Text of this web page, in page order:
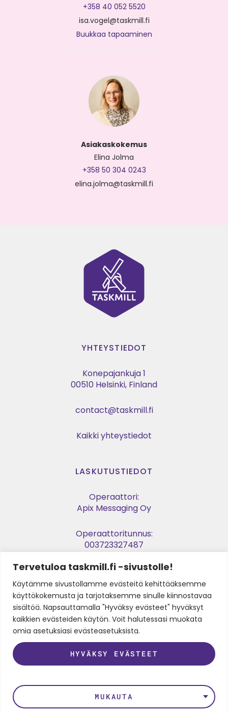
Tervetuloa taskmill.fi -sivustolle!
Käytämme sivustollamme evästeitä kehittääksemme
käyttökokemusta ja tarjotaksemme sinulle kiinnostavaa
sisältöä. Napsauttamalla "Hyväksy evästeet" hyväksyt
kaikkien evästeiden käytön. Voit halutessasi muokata
omia asetuksiasi evästeasetuksista.
MUKAUTA
HYVÄKSY EVÄSTEET
+358 40 052 5520
isa.vogel@taskmill.fi
Buukkaa tapaaminen
Asiakaskokemus
Elina Jolma
+358 50 304 0243
elina.jolma@taskmill.fi
YHTEYSTIEDOT
Konepajankuja 1
00510 Helsinki, Finland
contact@taskmill.fi
Kaikki yhteystiedot
LASKUTUSTIEDOT
Operaattori:
Apix Messaging Oy
Operaattoritunnus:
003723327487
Verkkolaskuosoite:
003729053974
Y-tunnus:
2905397-4
SEURAA MEITÄ
LinkedInInstagramFacebookTwitterYoutube